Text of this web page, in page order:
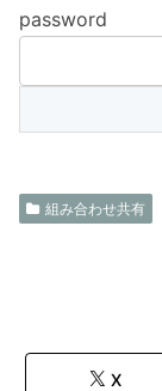
password
組み合わせ共有
X